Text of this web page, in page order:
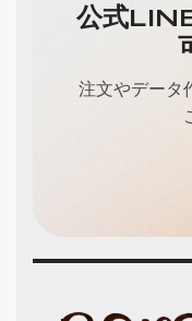
公式
注文やデータ